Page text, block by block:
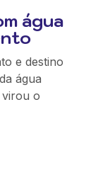
água
e destino
água
virou o